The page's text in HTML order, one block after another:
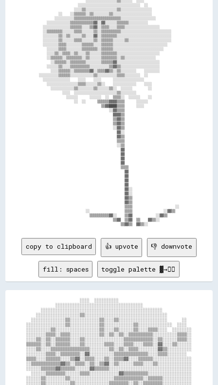
                    ░░░░░░░░░░░░░░░░░░░░░░░░░░░░░░░░  ░░
                  ░░░░▒▒░░░░░░░░░░░░░░░░▒▒░░░░░░░░░░░░░░░░
          ░░    ░░▒▒▒▒▒▒░░▒▒░░░░░░░░▒▒░░░░░░░░░░░░░░░░░░░░
        ░░░░░░░░░░▒▒▒▒▒▒▒▒▒▒▒▒▒▒▒▒▒▒▒▒▒▒▒▒░░░░░░░░░░░░░░░░░░
    ░░░░░░░░░░░░▒▒▒▒▒▒▒▒▒▒▒▒▓▓░░▓▓░░░░░░▒▒▒▒▒▒░░░░░░░░░░
  ░░░░░░░░░░░░░░▒▒▒▒▒▒░░░░▒▒▓▓░░▒▒▒▒░░░░▒▒▒▒░░░░░░░░░░░░░░░░░░
  ░░▒▒▒▒▒▒▒▒░░░░░░▒▒▒▒░░░░░░▒▒░░▒▒▒▒▒▒▒▒▒▒░░░░░░░░░░░░░░░░░░░░░░░░░░
  ░░░░░░░░▒▒░░▒▒░░░░░░▒▒░░░░▓▓░░▒▒▒▒▒▒▒▒░░░░░░░░░░░░░░░░░░░░░░░░░░░░
  ░░░░░░░░▒▒░░░░░░▒▒▒▒░░░░░░▒▒░░▒▒▒▒▒▒░░░░░░▒▒░░░░░░░░░░░░░░░░░░░░░░
  ░░░░░░░░▒▒▒▒░░░░░░░░▒▒▒▒▒▒░░░░▒▒▒▒▒▒░░░░░░░░░░░░░░░░░░░░░░░░░░░░
    ░░░░░░▒▒▒▒░░░░░░░░▒▒▒▒▒▒▒▒░░▒▒▒▒▒▒░░░░░░░░░░░░░░░░░░░░░░░░░░
    ░░░░▒▒░░▒▒▒▒░░▒▒░░░░▒▒░░░░░░▒▒▒▒▒▒▒▒░░░░░░░░░░░░░░░░░░░░░░
    ░░▒▒▒▒▒▒░░▒▒▒▒▒▒▒▒░░▒▒░░░░░░▒▒▒▒▒▒▒▒░░▒▒░░░░░░░░░░░░░░░░
      ░░▒▒▒▒▒▒░░▒▒▒▒▒▒▒▒░░░░░░░░▒▒▒▒▒▒▓▓░░░░░░░░░░░░░░░░░░░░░░
    ░░░░░░▒▒░░░░▒▒▒▒▒▒▒▒▒▒░░░░░░░░░░▒▒▓▓▒▒░░░░░░░░░░░░░░░░░░░░
      ░░░░▒▒▒▒▒▒░░▒▒▒▒▒▒▒▒▓▓░░▒▒▒▒▓▓▒▒░░▒▒░░░░░░░░    ░░░░░░░░
░░░░░░░░░░▒▒▒▒▒▒░░░░░░░░░░░░▒▒░░░░░░░░░░▒▒▒▒░░░░░░░░  ░░
  ░░░░░░░░░░░░░░    ░░░░    ░░░░      ░░░░░░░░░░░░░░░░
    ░░░░░░░░░░░░░░░░▒▒▒▒░░░░░░▒▒░░    ░░░░░░░░░░░░    ░░░░
      ░░░░░░░░░░░░▒▒░░░░░░░░▒▒░░░░░░▒▒░░  ░░░░░░        ░░
            ░░░░  ░░░░░░░░░░░░░░░░░░░░░░▒▒░░░░░░░░
              ░░░░░░      ░░░░░░  ░░  ▒▒▒▒░░  ░░░░░░    ░░
                  ░░  ░░      ▒▒▒▒▒▒▓▓▓▓▒▒▒▒      ░░░░░░
                                ▒▒▓▓████▒▒▒▒      ░░░░
                                    ░░▓▓▒▒▒▒
                                      ▓▓▓▓▒▒
                                      ▒▒▓▓▒▒
                                      ▒▒▓▓▒▒
                                      ░░▓▓▒▒
                                        ▓▓░░
                                        ▓▓▒▒
                                        ▒▒▒▒
                                        ░░▒▒
                                          ▓▓
                                          ▓▓
                                          ▓▓
                                          ▓▓
                                          ▒▒▒▒
                                            ▓▓
                                            ▓▓
                                            ▓▓
                                            ▓▓
                                            ▓▓░░
                                            ▓▓░░
                                            ▓▓▒▒
                                            ▓▓▒▒
                                            ▒▒▒▒                      ░░
                        ░░                  ▒▒▒▒                ░░▓▓▒▒
                          ▒▒▒▒▒▒▒▒▒▒▓▓░░    ▒▒▓▓            ░░▓▓▒▒
                                      ▒▒▓▓  ▒▒▓▓  ▒▒    ▓▓▒▒░░
copy to clipboard 👍 upvote 👎 downvote
fill: spaces toggle palette ▓→✊🏽
                      ░░░░  ░░░░░░░░░░
            ░░░░░░░░░░░░░░░░░░░░░░░░░░░░░░░░░░░░
      ░░░░░░░░░░░░░░░░░░░░░░░░░░░░░░░░░░░░░░░░░░░░░░░░░░
    ░░░░░░░░░░░░░░░░░░▒▒░░░░░░░░░░░░░░░░░░░░░░░░░░░░░░░░░░
  ░░░░░░░░░░░░░░▒▒░░░░░░░░░░░░▒▒░░░░▒▒░░░░░░░░░░░░░░░░░░░░      ░░
░░░░░░░░░░░░░░░░▒▒░░░░░░░░░░░░▒▒░░░░░░░░░░░░▒▒░░░░░░░░░░░░░░  ░░░░
░░░░░░░░░░▒▒░░░░░░░░░░░░░░░░░░▒▒░░░░▒▒░░░░░░▒▒░░░░▒▒▒▒░░░░  ░░░░░░░░
░░░░░░░░▒▒▒▒░░▒▒▒▒░░░░░░░░░░░░▒▒░░▒▒░░▒▒░░▒▒▒▒▒▒▒▒▒▒░░░░░░░░░░▒▒▒▒░░
░░░░▒▒░░▒▒░░▒▒▒▒▒▒░░░░▒▒░░░░░░░░░░░░░░░░▒▒▒▒▒▒▒▒▒▒▒▒░░▒▒░░░░░░▒▒▒▒░░
▒▒▒▒▒▒░░▒▒░░▒▒▒▒▒▒░░░░▒▒░░░░░░░░▒▒▒▒░░░░▒▒▒▒░░░░▒▒▒▒░░▓▓░░░░▒▒░░░░░░
░░░░▒▒░░░░▒▒▒▒▒▒▒▒▒▒▒▒▒▒▒▒░░░░░░░░▒▒░░▒▒░░▒▒▒▒░░░░░░░░▓▓▒▒░░░░░░░░░░
░░░░░░░░▒▒▒▒░░▒▒▒▒▒▒▒▒░░▓▓░░░░░░░░░░▒▒▒▒▒▒▒▒▒▒▒▒▒▒░░░░▒▒▒▒░░░░░░░░
▒▒▒▒░░░░▒▒▒▒▒▒░░░░▒▒▓▓░░▒▒▒▒░░░░▒▒░░▒▒▒▒▓▓░░░░▒▒▒▒▒▒░░░░░░░░░░░░░░░░
░░▒▒▒▒▒▒▒▒▒▒▒▒▓▓▒▒░░▒▒▒▒░░▒▒░░▒▒▓▓░░▒▒░░░░░░▒▒▒▒░░░░▒▒░░░░░░░░░░░░░░
░░░░░░▒▒▒▒▒▒▓▓▒▒▒▒▒▒░░░░░░▓▓▒▒▒▒▒▒░░░░░░░░░░░░░░░░░░░░░░░░░░░░░░░░░░
  ░░░░░░▒▒▒▒▒▒▒▒░░░░░░▒▒▒▒░░░░░░░░░░░░▓▓▒▒▒▒▒▒▒▒▒▒░░░░░░░░░░░░░░░░░░
░░░░░░▒▒░░░░░░░░▒▒░░░░░░░░░░░░░░░░░░▒▒▒▒▒▒▒▒▒▒▒▒░░▒▒▒▒▒▒░░░░░░░░░░░░
░░░░░░▒▒░░░░░░░░░░▒▒░░░░░░░░░░░░░░▒▒▒▒▒▒▒▒░░▒▒░░▒▒▒▒▒▒▒▒░░░░░░░░░░░░